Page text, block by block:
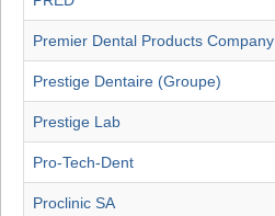
Premier Dental Products Company
Prestige Dentaire (Groupe)
Prestige Lab
Pro-Tech-Dent
Proclinic SA